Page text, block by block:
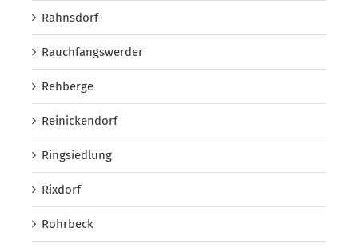
Rahnsdorf
Rauchfangswerder
Rehberge
Reinickendorf
Ringsiedlung
Rixdorf
Rohrbeck